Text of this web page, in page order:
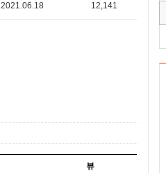
2021.06.18 12,141
뷰